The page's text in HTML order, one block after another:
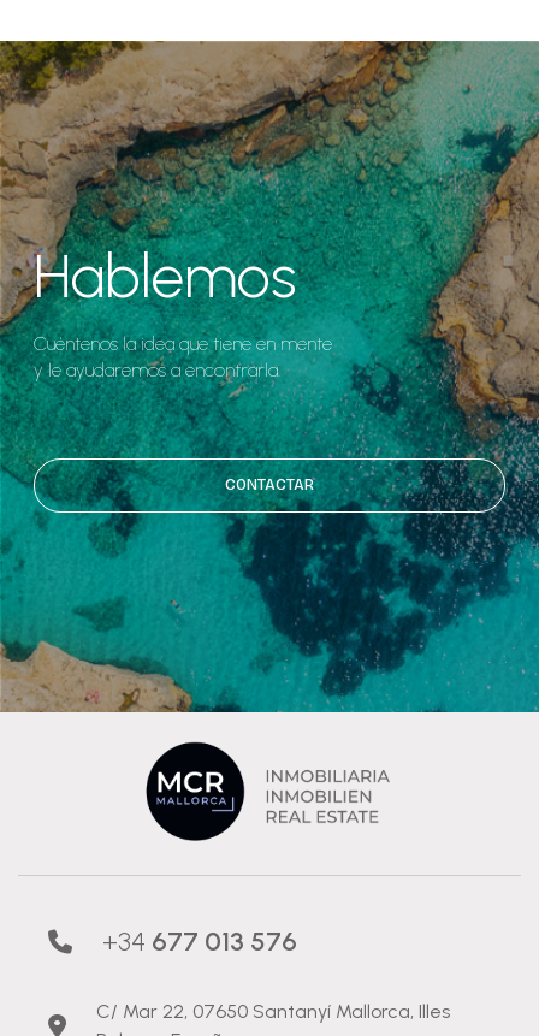
Hablemos
Cuéntenos la idea que tiene en mente
y le ayudaremos a encontrarla.
CONTACTAR
+34 677 013 576
C/ Mar 22, 07650 Santanyí Mallorca, Illes